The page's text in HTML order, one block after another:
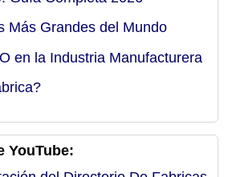
Más Grandes del Mundo
en la Industria Manufacturera
YouTube: